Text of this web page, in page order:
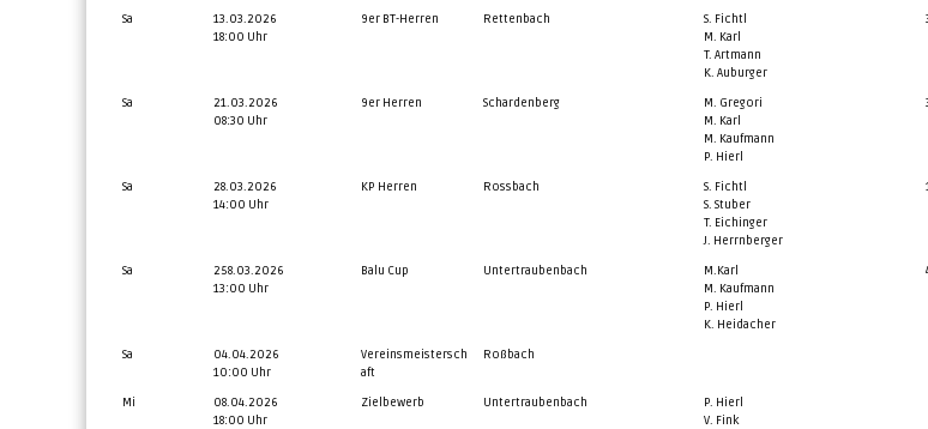
Sa
13.03.2026
18:00 Uhr
9er BT-Herren Rettenbach
S. Fichtl
M. Karl
T. Artmann
K. Auburger
Sa
21.03.2026
08:30 Uhr
9er Herren Schardenberg
M. Gregori
M. Karl
M. Kaufmann
P. Hierl
Sa
28.03.2026
14:00 Uhr
KP Herren Rossbach
S. Fichtl
S. Stuber
T. Eichinger
J. Herrnberger
Sa
258.03.2026
13:00 Uhr
Balu Cup Untertraubenbach
M.Karl
M. Kaufmann
P. Hierl
K. Heidacher
Sa
04.04.2026
10:00 Uhr
Vereinsmeistersch
aft
Roßbach
Mi
08.04.2026
18:00 Uhr
Zielbewerb Untertraubenbach
P. Hierl
V. Fink